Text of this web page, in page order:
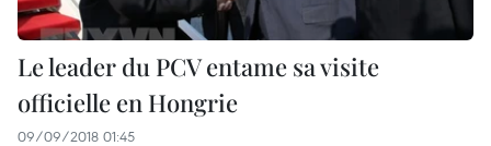
Le leader du PCV entame sa visite
officielle en Hongrie
09/09/2018 01:45